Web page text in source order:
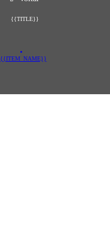
{{TITLE}}
{{ITEM_NAME}}